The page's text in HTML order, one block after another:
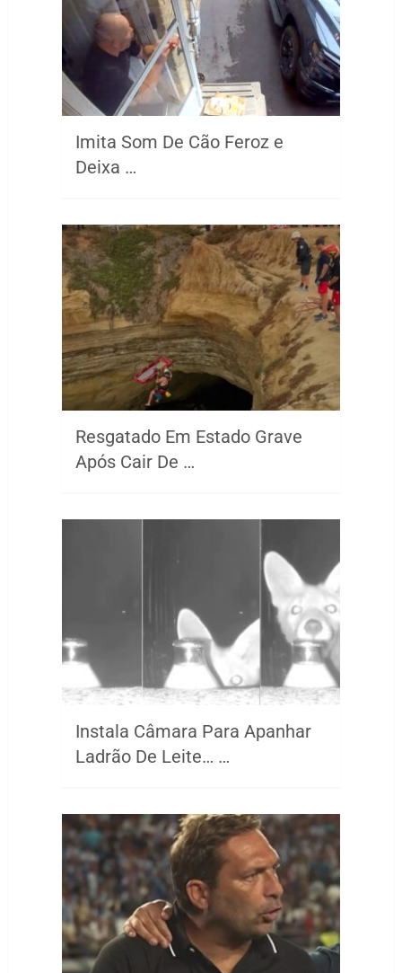
Imita Som De Cão Feroz e
Deixa …
Resgatado Em Estado Grave
Após Cair De …
Instala Câmara Para Apanhar
Ladrão De Leite… …